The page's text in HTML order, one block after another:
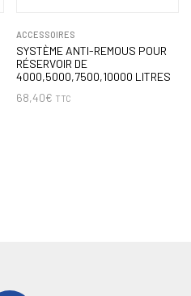
ACCESSOIRES
SYSTÈME ANTI-REMOUS POUR
RÉSERVOIR DE
4000,5000,7500,10000 LITRES
68,40€ TTC